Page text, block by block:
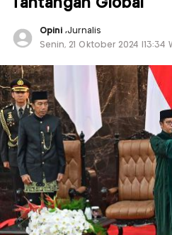
Tantangan Global
Opini,Jurnalis
Senin, 21 Oktober 2024 |13:34